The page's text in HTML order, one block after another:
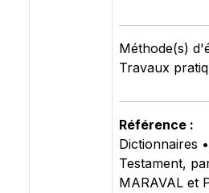
Méthode(s)
Travaux
Référence :
Dictionnaires
Testament,
MARAVAL et